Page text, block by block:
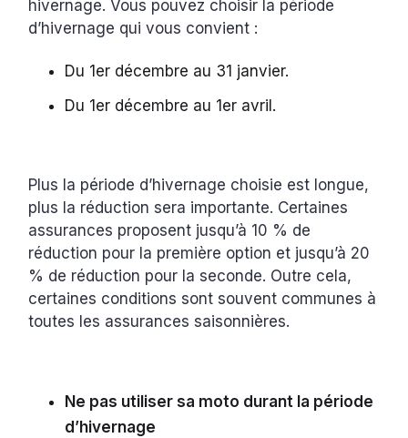
hivernage. Vous pouvez choisir la période
d’hivernage qui vous convient :
Du 1er décembre au 31 janvier.
Du 1er décembre au 1er avril.
Plus la période d’hivernage choisie est longue,
plus la réduction sera importante. Certaines
assurances proposent jusqu’à 10 % de
réduction pour la première option et jusqu’à 20
% de réduction pour la seconde. Outre cela,
certaines conditions sont souvent communes à
toutes les assurances saisonnières.
Ne pas utiliser sa moto durant la période
d’hivernage